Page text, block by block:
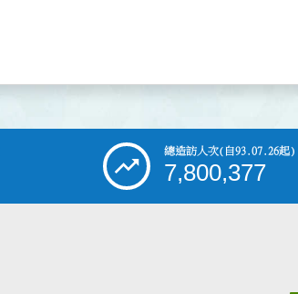
總造訪人次(自93.07.26起)
7,800,377